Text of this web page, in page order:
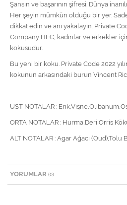
Şansın ve başarının şifresi. Dünya
Her şeyin mümkün olduğu bir yer.
dikkat edin ve anı yakalayın. Private
Company HFC, kadınlar ve erkekler
kokusudur.
Bu yeni bir koku. Private Code 2022
kokunun arkasındaki burun Vincent
ÜST NOTALAR :
ORTA NOTALAR : Hurma,Deri,Orris
ALT NOTALAR : Agar Ağacı (Oud),Tolu
YORUMLAR (0)